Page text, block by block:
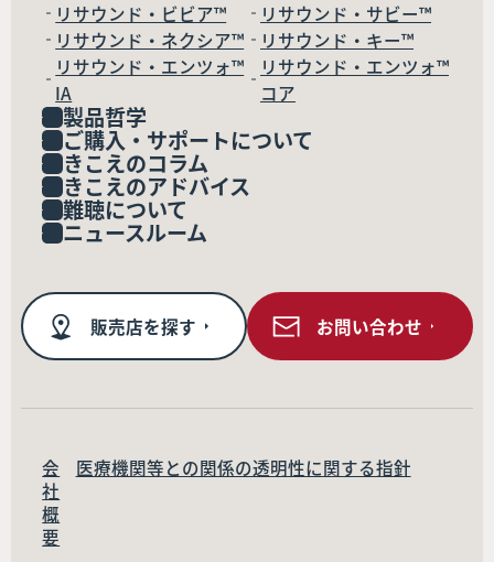
リサウンド・ビビア™
リサウンド・サビー™
リサウンド・ネクシア™
リサウンド・キー™
リサウンド・エンツォ™
IA
リサウンド・エンツォ™
コア
製品哲学
ご購入・サポートについて
きこえのコラム
きこえのアドバイス
難聴について
ニュースルーム
販売店を探す お問い合わせ
会
社
概
要
医療機関等との関係の透明性に関する指針